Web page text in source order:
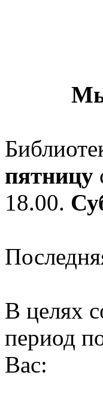
Мы
пятницу
18.00.
В целях
период
Вас: